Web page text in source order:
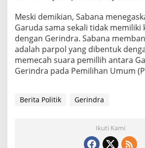
Meski demikian, Sabana
Garuda sama sekali tidak memiliki
dengan Gerindra. Sabana
adalah parpol yang dibentuk
memecah suara pemillih antara
Gerindra pada Pemilihan Umum
Berita Politik Gerindra
Ikuti Kami